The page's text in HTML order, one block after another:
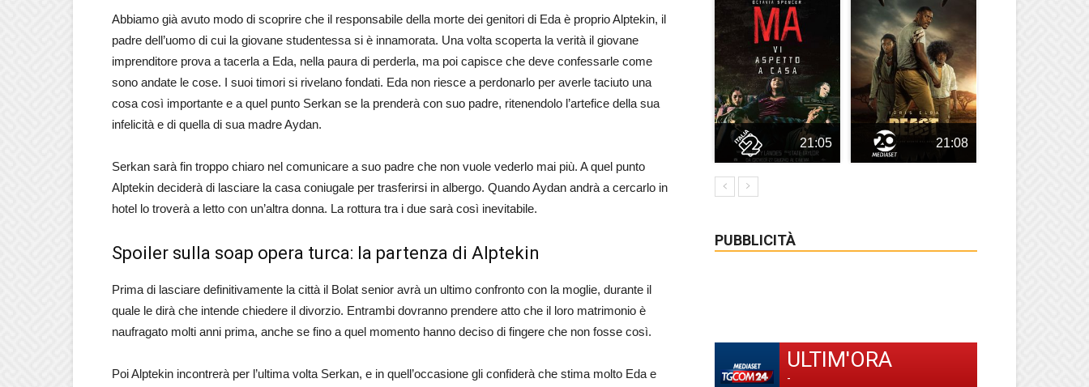
Abbiamo già avuto modo di scoprire che il responsabile della morte dei genitori di Eda è proprio Alptekin, il
padre dell’uomo di cui la giovane studentessa si è innamorata. Una volta scoperta la verità il giovane
imprenditore prova a tacerla a Eda, nella paura di perderla, ma poi capisce che deve confessarle come
sono andate le cose. I suoi timori si rivelano fondati. Eda non riesce a perdonarlo per averle taciuto una
cosa così importante e a quel punto Serkan se la prenderà con suo padre, ritenendolo l’artefice della sua
infelicità e di quella di sua madre Aydan.
Serkan sarà fin troppo chiaro nel comunicare a suo padre che non vuole vederlo mai più. A quel punto
Alptekin deciderà di lasciare la casa coniugale per trasferirsi in albergo. Quando Aydan andrà a cercarlo in
hotel lo troverà a letto con un’altra donna. La rottura tra i due sarà così inevitabile.
Spoiler sulla soap opera turca: la partenza di Alptekin
Prima di lasciare definitivamente la città il Bolat senior avrà un ultimo confronto con la moglie, durante il
quale le dirà che intende chiedere il divorzio. Entrambi dovranno prendere atto che il loro matrimonio è
naufragato molti anni prima, anche se fino a quel momento hanno deciso di fingere che non fosse così.
Poi Alptekin incontrerà per l’ultima volta Serkan, e in quell’occasione gli confiderà che stima molto Eda e
21:05 21:08
PUBBLICITÀ
ULTIM'ORA
-